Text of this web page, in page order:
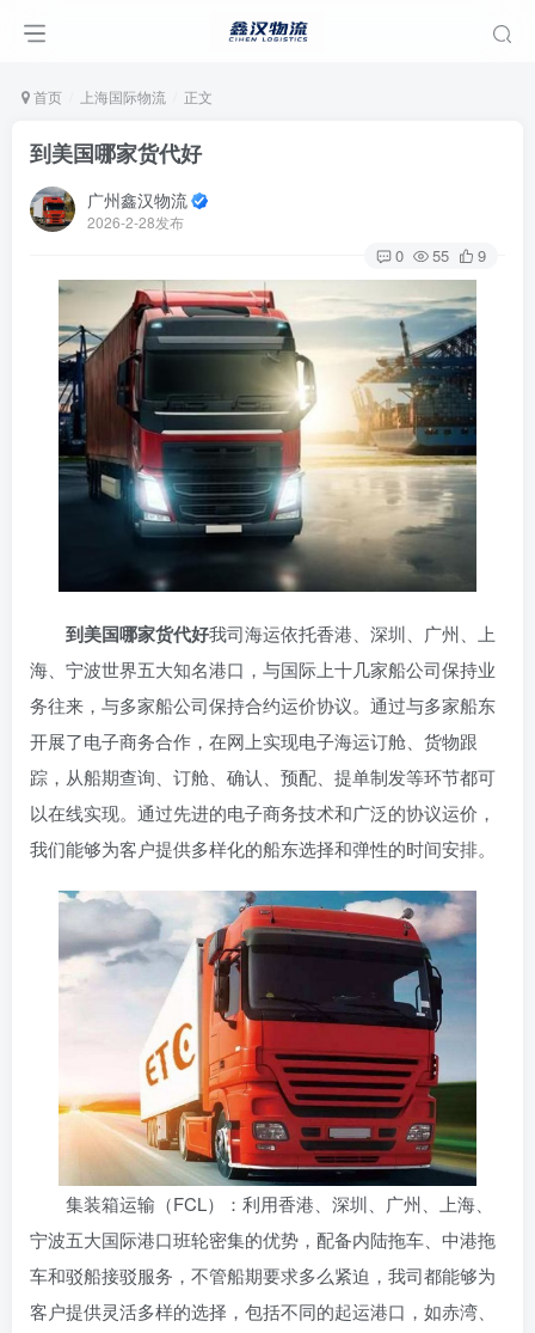
首页 上海国际物流 正文
到美国哪家货代好
广州鑫汉物流
2026-2-28发布
0 55 9
到美国哪家货代好我司海运依托香港、深圳、广州、上
海、宁波世界五大知名港口，与国际上十几家船公司保持业
务往来，与多家船公司保持合约运价协议。通过与多家船东
开展了电子商务合作，在网上实现电子海运订舱、货物跟
踪，从船期查询、订舱、确认、预配、提单制发等环节都可
以在线实现。通过先进的电子商务技术和广泛的协议运价，
我们能够为客户提供多样化的船东选择和弹性的时间安排。
集装箱运输（FCL）：利用香港、深圳、广州、上海、
宁波五大国际港口班轮密集的优势，配备内陆拖车、中港拖
车和驳船接驳服务，不管船期要求多么紧迫，我司都能够为
客户提供灵活多样的选择，包括不同的起运港口，如赤湾、